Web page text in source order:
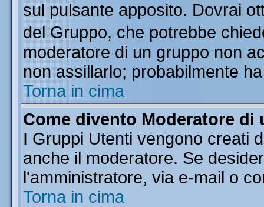
sul pulsante apposito. Dovrai
del Gruppo, che potrebbe
moderatore di un gruppo non
non assillarlo; probabilmente
Torna in cima
Come divento Moderatore di
I Gruppi Utenti vengono creati
anche il moderatore. Se
l'amministratore, via e-mail o
Torna in cima